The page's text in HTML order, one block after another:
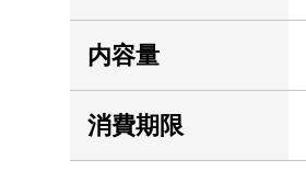
内容量
消費期限